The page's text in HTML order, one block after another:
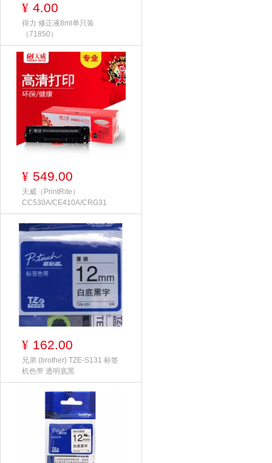
¥ 4.00
得力 修正液8ml单只装
（71850）
¥ 549.00
天威（PrintRite）
CC530A/CE410A/CRG31
¥ 162.00
兄弟 (brother) TZE-S131 标签
机色带 透明底黑